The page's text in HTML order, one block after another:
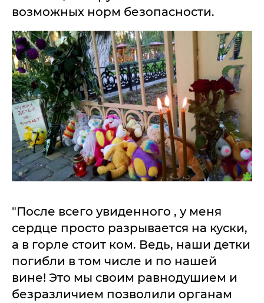
возможных норм безопасности.
"После всего увиденного , у меня
сердце просто разрывается на куски,
а в горле стоит ком. Ведь, наши детки
погибли в том числе и по нашей
вине! Это мы своим равнодушием и
безразличием позволили органам